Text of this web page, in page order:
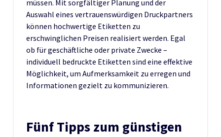
müssen. Mit sorgfältiger Planung und der
Auswahl eines vertrauenswürdigen Druckpartners
können hochwertige Etiketten zu
erschwinglichen Preisen realisiert werden. Egal
ob für geschäftliche oder private Zwecke –
individuell bedruckte Etiketten sind eine effektive
Möglichkeit, um Aufmerksamkeit zu erregen und
Informationen gezielt zu kommunizieren.
Fünf Tipps zum günstigen